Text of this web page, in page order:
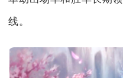
线。